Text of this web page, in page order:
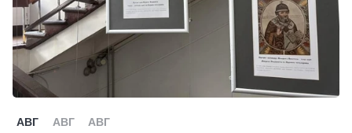
АВГ АВГ АВГ